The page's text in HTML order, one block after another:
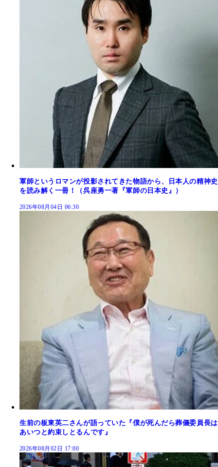
軍師というロマンが投影されてきた物語から、日本人の精神史
を読み解く一冊！（呉座勇一著『軍師の日本史』）
2026年08月04日 06:30
生前の板東英二さんが語っていた『僕が死んだら葬儀委員長は
あいつと約束しとるんです』
2026年08月02日 17:00